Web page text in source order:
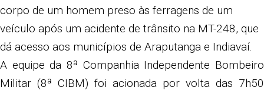
corpo de um homem preso às ferragens de um
veículo após um acidente de trânsito na MT-248, que
dá acesso aos municípios de Araputanga e Indiavaí.
A equipe da 8ª Companhia Independente Bombeiro
Militar (8ª CIBM) foi acionada por volta das 7h50